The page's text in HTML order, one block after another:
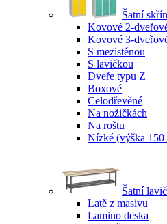
Šatní
Kovové 2-
Kovové 3-
S mezistěnou
S lavičkou
Dveře typu Z
Boxové
Celodřevěné
Na nožičkách
Na roštu
Nízké (výška 150
Šatní
Latě z masivu
Lamino deska